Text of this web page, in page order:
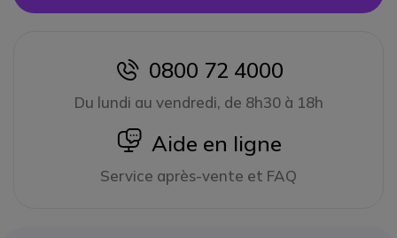
icon
0800 72 4000
Du lundi au vendredi, de 8h30 à 18h
icon
Aide en ligne
Service après-vente et FAQ